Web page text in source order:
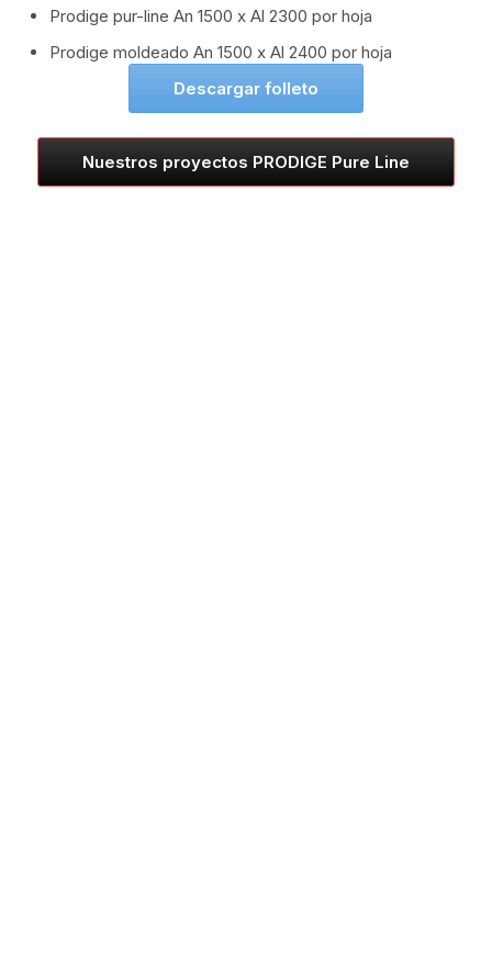
Prodige pur-line An 1500 x Al 2300 por hoja
Prodige moldeado An 1500 x Al 2400 por hoja
Descargar folleto
Nuestros proyectos PRODIGE Pure Line